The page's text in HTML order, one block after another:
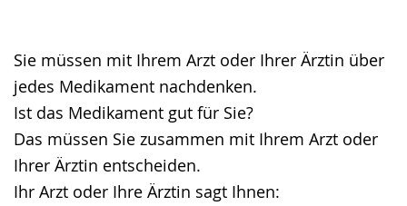
angezeigt.
Sie müssen mit Ihrem Arzt oder Ihrer Ärztin über
jedes Medikament nachdenken.
Ist das Medikament gut für Sie?
Das müssen Sie zusammen mit Ihrem Arzt oder
Ihrer Ärztin entscheiden.
Ihr Arzt oder Ihre Ärztin sagt Ihnen: